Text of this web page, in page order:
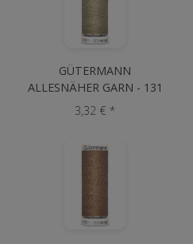
GÜTERMANN
ALLESNÄHER GARN - 131
Beige
3,32 € *